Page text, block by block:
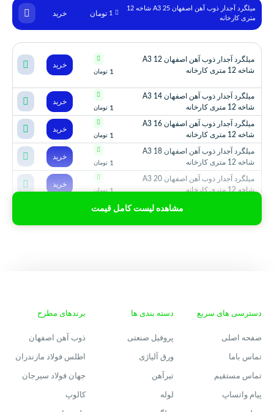
میلگرد آجدار ذوب آهن اصفهان 25 A3 شاخه 12
متری کارخانه
1 تومان خرید
میلگرد آجدار ذوب آهن اصفهان 12 A3
شاخه 12 متری کارخانه
1 تومان
خرید
میلگرد آجدار ذوب آهن اصفهان 14 A3
شاخه 12 متری کارخانه
1 تومان
خرید
میلگرد آجدار ذوب آهن اصفهان 16 A3
شاخه 12 متری کارخانه
1 تومان
خرید
میلگرد آجدار ذوب آهن اصفهان 18 A3
شاخه 12 متری کارخانه
1 تومان
خرید
میلگرد آجدار ذوب آهن اصفهان 20 A3
شاخه 12 متری کارخانه
1 تومان
خرید
مشاهده لیست کامل قیمت
دسترسی های سریع
صفحه اصلی
تماس باما
تماس مستقیم
پیام واتساپ
دسته بندی ها
پروفیل صنعتی
ورق آلیاژی
تیرآهن
لوله
برندهای مطرح
ذوب آهن اصفهان
اطلس فولاد مازندران
جهان فولاد سیرجان
کالوپ